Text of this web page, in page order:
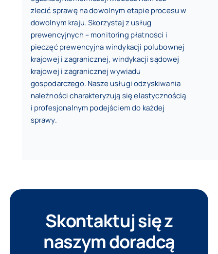
zlecić sprawę na dowolnym etapie procesu w
dowolnym kraju. Skorzystaj z usług
prewencyjnych – monitoring płatności i
pieczęć prewencyjna windykacji polubownej
krajowej i zagranicznej, windykacji sądowej
krajowej i zagranicznej wywiadu
gospodarczego. Nasze usługi odzyskiwania
należności charakteryzują się elastycznością
i profesjonalnym podejściem do każdej
sprawy.
Skontaktuj się z
naszym doradcą